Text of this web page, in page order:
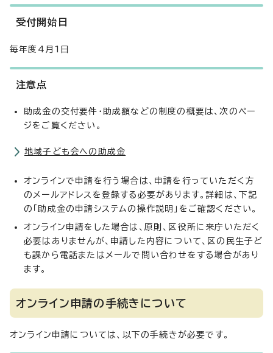
受付開始日
毎年度4月1日
注意点
助成金の交付要件・助成額などの制度の概要は、次のペー
ジをご覧ください。
地域子ども会への助成金
オンラインで申請を行う場合は、申請を行っていただく方
のメールアドレスを登録する必要があります。詳細は、下記
の「助成金の申請システムの操作説明」をご確認ください。
オンライン申請をした場合は、原則、区役所に来庁いただく
必要はありませんが、申請した内容について、区の民生子ど
も課から電話またはメールで問い合わせをする場合があり
ます。
オンライン申請の手続きについて
オンライン申請については、以下の手続きが必要です。